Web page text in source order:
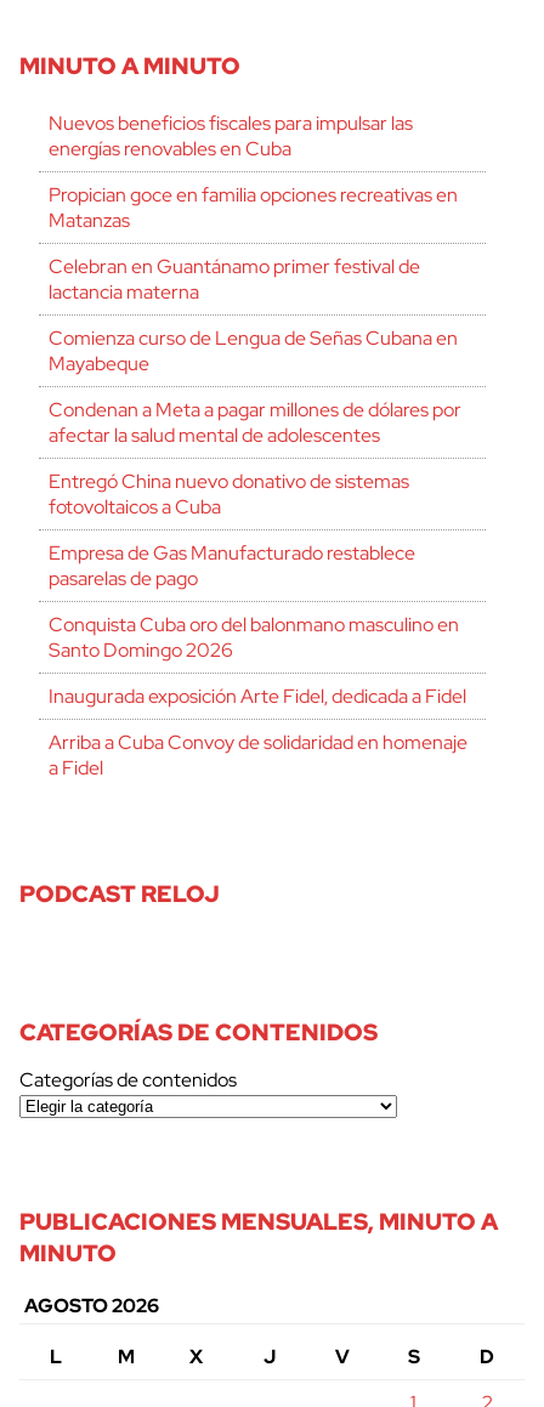
MINUTO A MINUTO
Nuevos beneficios fiscales para impulsar las
energías renovables en Cuba
Propician goce en familia opciones recreativas en
Matanzas
Celebran en Guantánamo primer festival de
lactancia materna
Comienza curso de Lengua de Señas Cubana en
Mayabeque
Condenan a Meta a pagar millones de dólares por
afectar la salud mental de adolescentes
Entregó China nuevo donativo de sistemas
fotovoltaicos a Cuba
Empresa de Gas Manufacturado restablece
pasarelas de pago
Conquista Cuba oro del balonmano masculino en
Santo Domingo 2026
Inaugurada exposición Arte Fidel, dedicada a Fidel
Arriba a Cuba Convoy de solidaridad en homenaje
a Fidel
PODCAST RELOJ
CATEGORÍAS DE CONTENIDOS
Categorías de contenidos
PUBLICACIONES MENSUALES, MINUTO A
MINUTO
AGOSTO 2026
L
M X J V S
D